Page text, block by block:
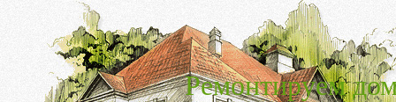
Ремонтируем